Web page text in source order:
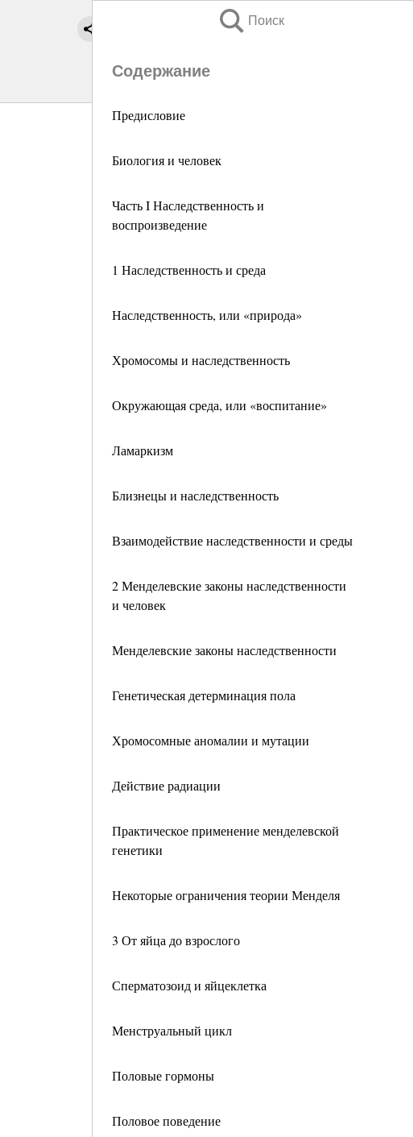
Поиск
Содержание
Предисловие
Биология и человек
Часть I Наследственность и
воспроизведение
1 Наследственность и среда
Наследственность, или «природа»
Хромосомы и наследственность
Окружающая среда, или «воспитание»
Ламаркизм
Близнецы и наследственность
Взаимодействие наследственности и среды
2 Менделевские законы наследственности
и человек
Менделевские законы наследственности
Генетическая детерминация пола
Хромосомные аномалии и мутации
Действие радиации
Практическое применение менделевской
генетики
Некоторые ограничения теории Менделя
3 От яйца до взрослого
Сперматозоид и яйцеклетка
Менструальный цикл
Половые гормоны
Половое поведение